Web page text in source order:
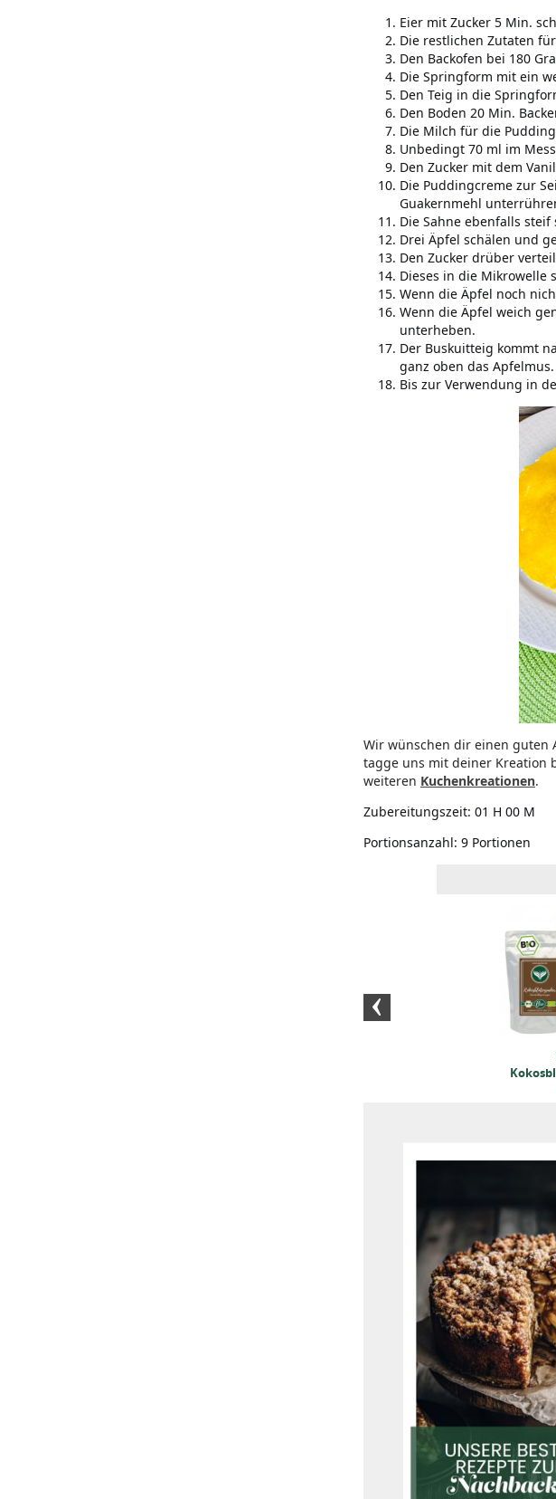
Eier mit Zucker 5 Min.
Die restlichen Zutaten
Den Backofen bei 180
Die Springform mit ein
Den Teig in die
Den Boden 20 Min.
Die Milch für die
Unbedingt 70 ml im
Den Zucker mit dem
Die Puddingcreme zur
Guakernmehl
Die Sahne ebenfalls steif
Drei Äpfel schälen und
Den Zucker drüber
Dieses in die Mikrowelle
Wenn die Äpfel noch
Wenn die Äpfel weich
unterheben.
Der Buskuitteig kommt
ganz oben das Apfelmus.
Bis zur Verwendung in
Wir wünschen dir einen guten
tagge uns mit deiner Kreation
weiteren Kuchenkreationen.
Zubereitungszeit: 01 H 00 M
Portionsanzahl: 9 Portionen